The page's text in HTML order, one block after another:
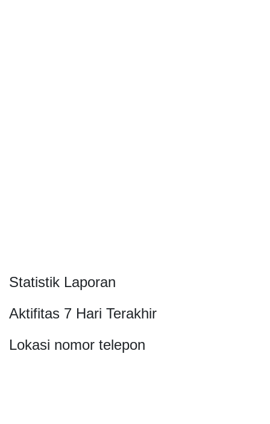
Statistik Laporan
Aktifitas 7 Hari Terakhir
Lokasi nomor telepon